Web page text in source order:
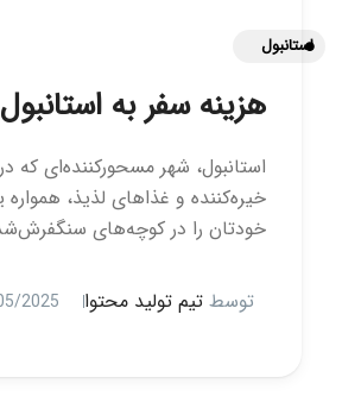
استانبول
هزینه سفر به
استانبول، شهر مسحورکننده‌ای که
خیره‌کننده و غذاهای لذیذ،
خودتان را در کوچه‌های
توسط تیم تولید محتوا 20/05/2025